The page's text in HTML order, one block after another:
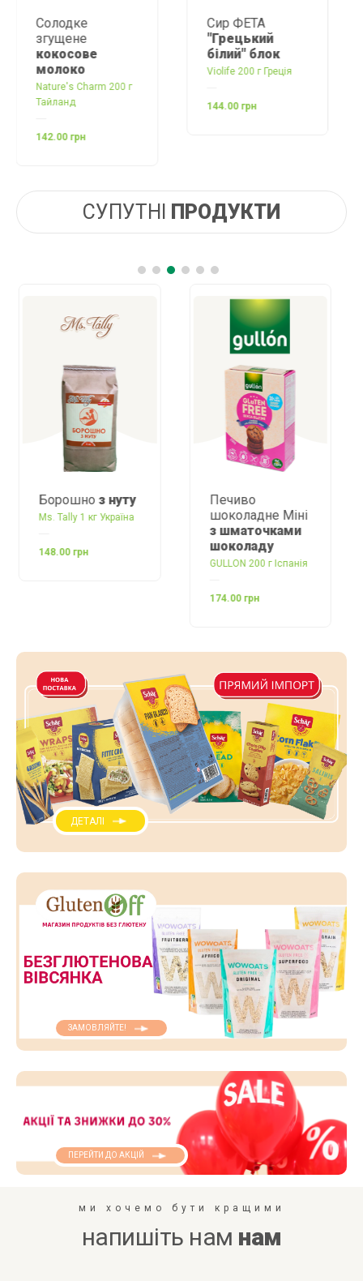
Солодке
згущене
кокосове
молоко
Nature's Charm 200 г
Тайланд
142.00 грн
Сир ФЕТА
"Грецький
білий" блок
Violife 200 г Греція
144.00 грн
СУПУТНІ ПРОДУКТИ
Борошно з нуту
Ms. Tally 1 кг Україна
148.00 грн
Печиво
шоколадне Міні
з шматочками
шоколаду
GULLON 200 г Іспанія
174.00 грн
ДЕТАЛІ
ЗАМОВЛЯЙТЕ!
ПЕРЕЙТИ ДО АКЦІЙ
ми хочемо бути кращими
напишіть нам нам